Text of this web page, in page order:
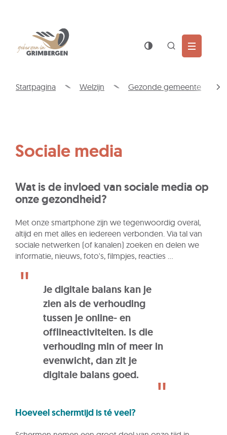
Gemeente
Grimbergen
Zoek
verbergen
Startpagina Welzijn Gezonde gemeente
Sociale media
Wat is de invloed van sociale media op
onze gezondheid?
Met onze smartphone zijn we tegenwoordig overal,
altijd en met alles en iedereen verbonden. Via tal van
sociale netwerken (of kanalen) zoeken en delen we
informatie, nieuws, foto's, filmpjes, reacties ...
Je digitale balans kan je
zien als de verhouding
tussen je online- en
offlineactiviteiten. Is die
verhouding min of meer in
evenwicht, dan zit je
digitale balans goed.
Hoeveel schermtijd is té veel?